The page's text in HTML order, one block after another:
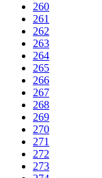
260
261
262
263
264
265
266
267
268
269
270
271
272
273